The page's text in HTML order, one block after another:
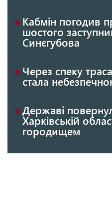
Кабмін погодив
шостого
Синєгубова
Через спеку
стала
Державі
Харківській
городищем